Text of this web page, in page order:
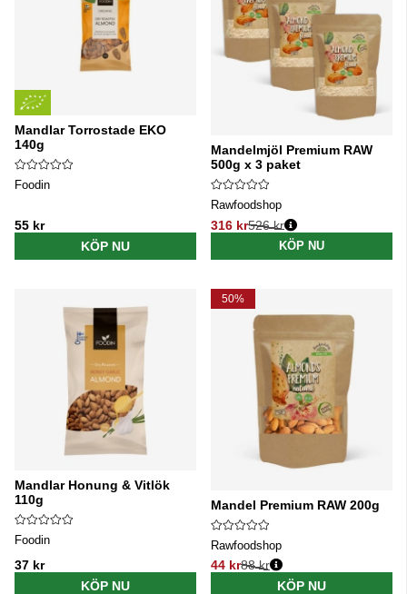
Mandlar Torrostade EKO
140g
Foodin
55 kr
KÖP NU
Mandelmjöl Premium RAW
500g x 3 paket
Rawfoodshop
316 kr
Ordinarie pris:
526 kr
KÖP NU
Mandlar Honung & Vitlök
110g
Foodin
37 kr
KÖP NU
50%
Mandel Premium RAW 200g
Rawfoodshop
44 kr
Ordinarie pris:
88 kr
KÖP NU